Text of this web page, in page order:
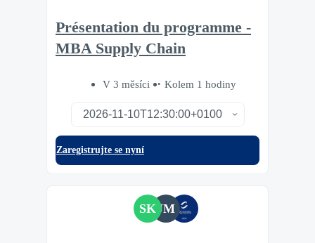
Présentation du programme -
MBA Supply Chain
V 3 měsíci Kolem 1 hodiny
Zaregistrujte se nyní
SK JM